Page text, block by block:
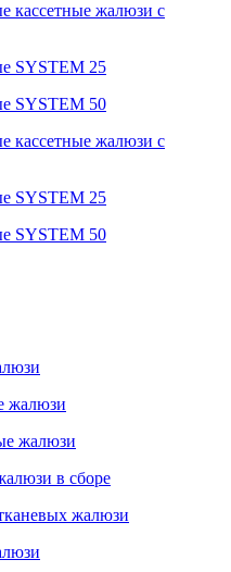
кассетные жалюзи с
SYSTEM 25
SYSTEM 50
кассетные жалюзи с
SYSTEM 25
SYSTEM 50
жалюзи
жалюзи
в сборе
жалюзи